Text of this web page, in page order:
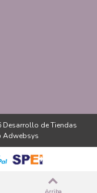
Desarrollo de Tiendas
Adwebsys